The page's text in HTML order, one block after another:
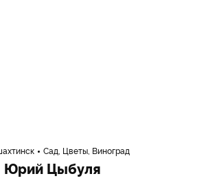
Сад, Цветы, Виноград
Юрий Цыбуля